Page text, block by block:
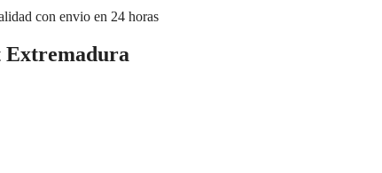
Extremadura